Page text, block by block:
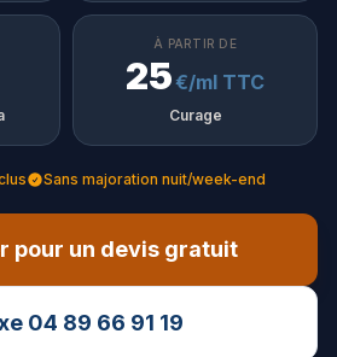
À PARTIR DE
25€/ml TTC
Curage
Sans majoration nuit/week-end
pour un devis gratuit
04 89 66 91 19